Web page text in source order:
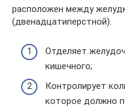
расположен между
(двенадцатиперстной).
Отделяет
кишечного;
Контролирует
которое должно